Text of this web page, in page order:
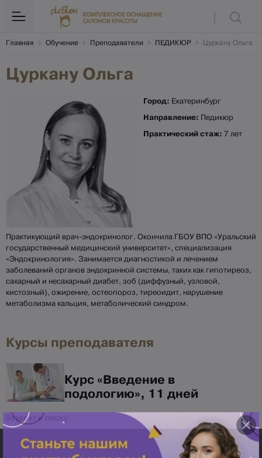
Главная Обучение Преподаватели ПЕДИКЮР Цуркану Ольга
Цуркану Ольга
Город: Екатеринбург
Направление: Педикюр
Практический стаж: 7 лет
Практикующий врач-эндокринолог. Окончила ГБОУ ВПО «Уральский
государственный медицинский университет», специализация
«Эндокринология». Занимается диагностикой и лечением
заболеваний органов эндокринной системы, таких как гипотиреоз,
сахарный и несахарный диабет, зоб (диффузный, узловой,
кистозный), ожирение, остеопороз, тиреоидит, нарушение
метаболизма кальция, метаболический синдром.
Курсы преподавателя
Курс «Введение в
подологию», 11 дней
Возврат к списку